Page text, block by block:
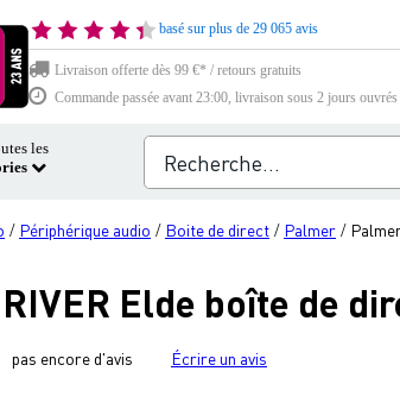
basé sur plus de 29 065 avis
Livraison offerte dès 99 €* / retours gratuits
Commande passée avant 23:00, livraison sous 2 jours
les
/ Périphérique audio / Boite de direct / Palmer /
Elde boîte de
pas encore d'avis Écrire un avis